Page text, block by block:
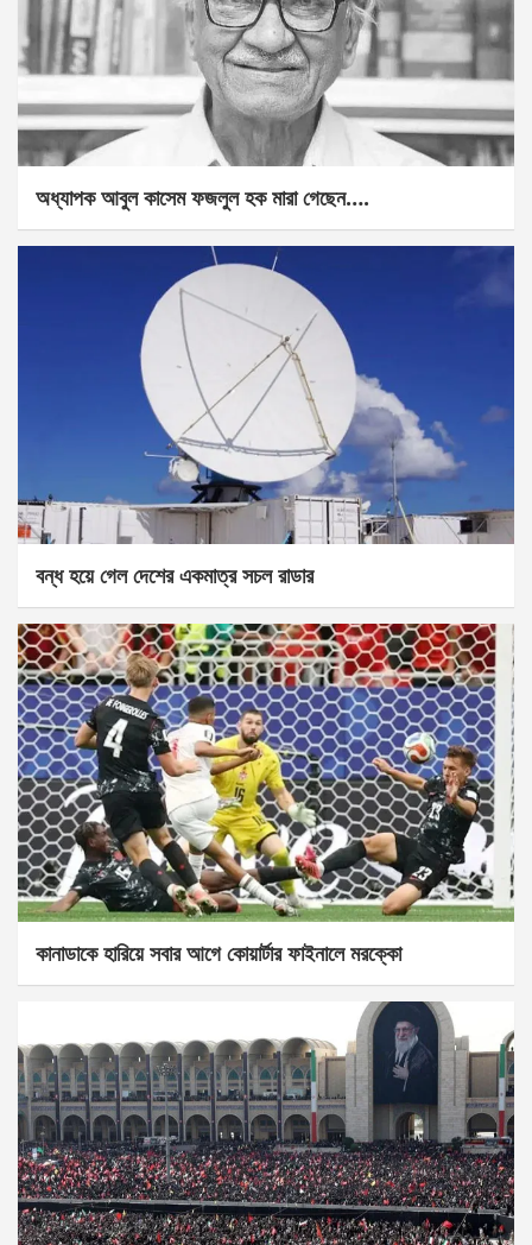
অধ্যাপক আবুল কাসেম ফজলুল হক মারা গেছেন….
বন্ধ হয়ে গেল দেশের একমাত্র সচল রাডার
কানাডাকে হারিয়ে সবার আগে কোয়ার্টার ফাইনালে মরক্কো